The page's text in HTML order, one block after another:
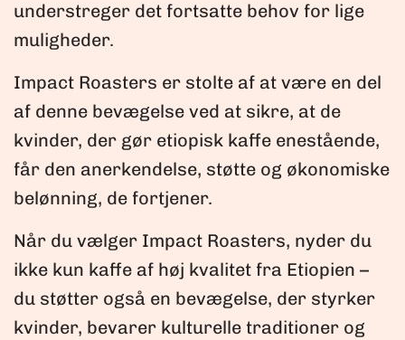
understreger det fortsatte behov for lige
muligheder.
Impact Roasters er stolte af at være en del
af denne bevægelse ved at sikre, at de
kvinder, der gør etiopisk kaffe enestående,
får den anerkendelse, støtte og økonomiske
belønning, de fortjener.
Når du vælger Impact Roasters, nyder du
ikke kun kaffe af høj kvalitet fra Etiopien –
du støtter også en bevægelse, der styrker
kvinder, bevarer kulturelle traditioner og